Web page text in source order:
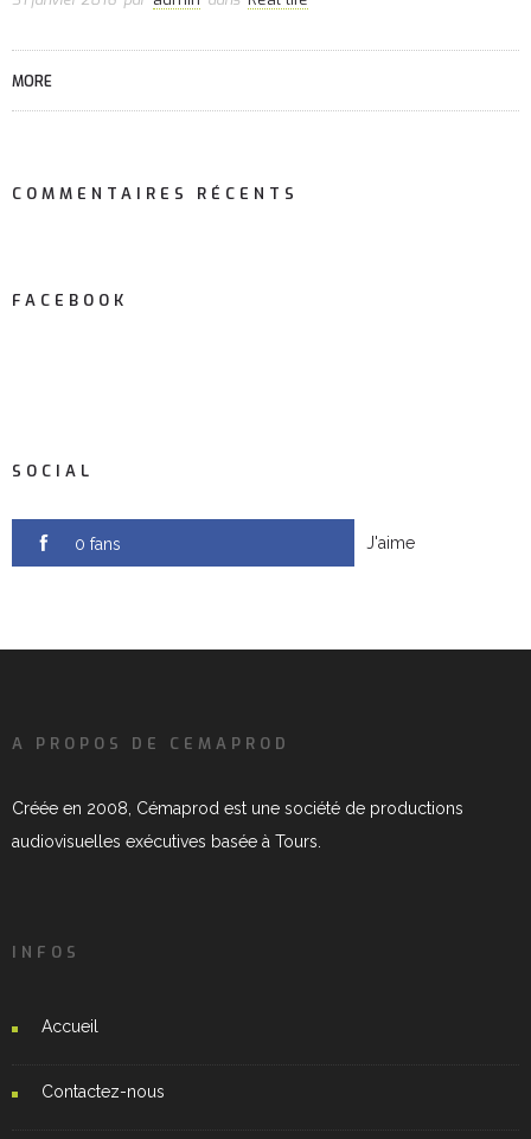
MORE
COMMENTAIRES RÉCENTS
FACEBOOK
SOCIAL
0 fans J'aime
A PROPOS DE CEMAPROD
Créée en 2008, Cémaprod est une société de productions
audiovisuelles exécutives basée à Tours.
INFOS
Accueil
Contactez-nous